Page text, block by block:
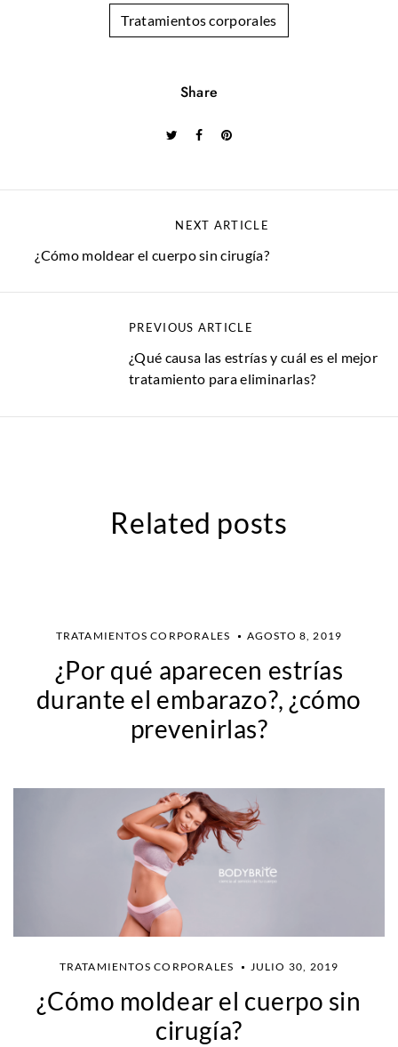
Tratamientos corporales
Share
PREVIOUS ARTICLE
¿Qué causa las estrías y cuál es el mejor
tratamiento para eliminarlas?
NEXT ARTICLE
¿Cómo moldear el cuerpo sin cirugía?
Related posts
TRATAMIENTOS CORPORALES AGOSTO 8, 2019
¿Por qué aparecen estrías
durante el embarazo?, ¿cómo
prevenirlas?
TRATAMIENTOS CORPORALES JULIO 30, 2019
¿Cómo moldear el cuerpo sin
cirugía?